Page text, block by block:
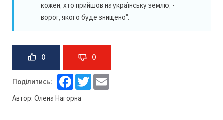
кожен, хто прийшов на українську землю, -
ворог, якого буде знищено".
0 0
Поділитись: Facebook
Twitter
Автор: Олена Нагорна